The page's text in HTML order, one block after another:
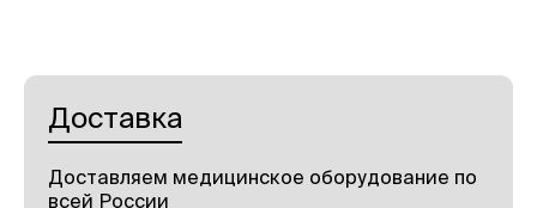
Доставка
Доставляем медицинское оборудование по
всей России